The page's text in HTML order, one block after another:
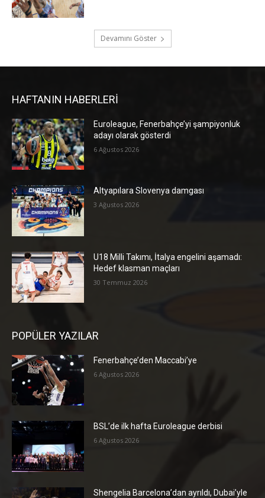
Devamını Göster
HAFTANIN HABERLERİ
Euroleague, Fenerbahçe’yi şampiyonluk
adayı olarak gösterdi
6 Ağustos 2026
Altyapılara Slovenya damgası
3 Ağustos 2026
U18 Milli Takımı, İtalya engelini aşamadı:
Hedef klasman maçları
30 Temmuz 2026
POPÜLER YAZILAR
Fenerbahçe’den Maccabi’ye
6 Ağustos 2026
BSL’de ilk hafta Euroleague derbisi
6 Ağustos 2026
Shengelia Barcelona’dan ayrıldı, Dubai’yle